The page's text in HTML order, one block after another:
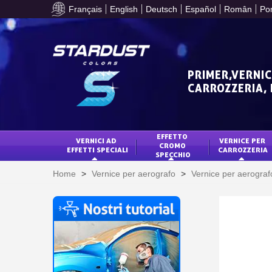
Français English Deutsch Español Român
VERNICI AD
EFFETTI SPECIALI
EFFETTO
CROMO
SPECCHIO
VERNICE PER
CARROZZERIA
Home > Vernice per aerografo > Vernice per